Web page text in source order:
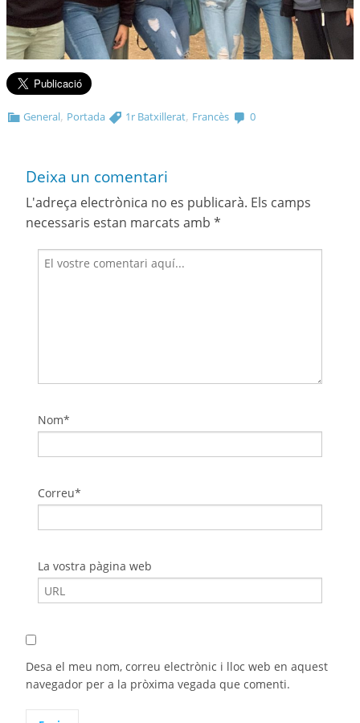
General, Portada 1r Batxillerat, Francès 0
Deixa un comentari
L'adreça electrònica no es publicarà. Els camps
necessaris estan marcats amb *
Nom*
Correu*
La vostra pàgina web
Desa el meu nom, correu electrònic i lloc web en aquest
navegador per a la pròxima vegada que comenti.